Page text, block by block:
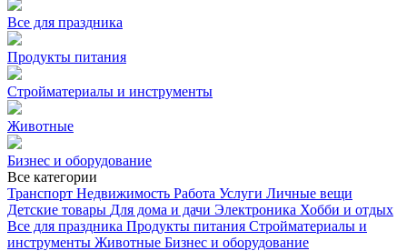
Все для праздника
Продукты питания
Стройматериалы и инструменты
Животные
Бизнес и оборудование
Все категории
Транспорт Недвижимость Работа Услуги Личные вещи
Детские товары Для дома и дачи Электроника Хобби и отдых
Все для праздника Продукты питания Стройматериалы и
инструменты Животные Бизнес и оборудование